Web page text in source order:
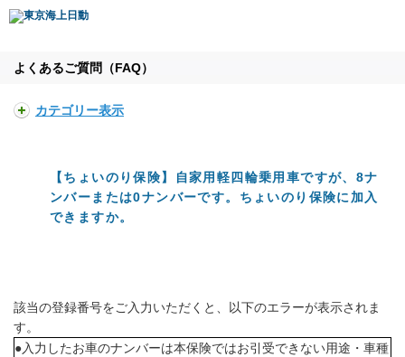
よくあるご質問（FAQ）
カテゴリー表示
【ちょいのり保険】自家用軽四輪乗用車ですが、8ナ
ンバーまたは0ナンバーです。ちょいのり保険に加入
できますか。
該当の登録番号をご入力いただくと、以下のエラーが表示されま
す。
●入力したお車のナンバーは本保険ではお引受できない用途・車種